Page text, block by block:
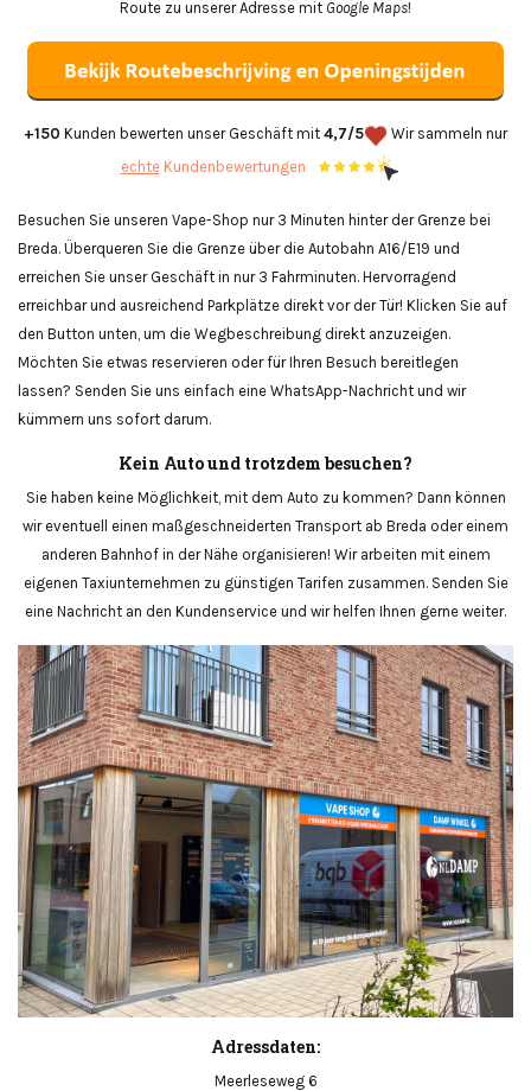
Route zu unserer Adresse mit Google Maps!
+150 Kunden bewerten unser Geschäft mit 4,7/5
Wir sammeln nur
echteKundenbewertungen
Besuchen Sie unseren Vape-Shop nur 3 Minuten hinter der Grenze bei
Breda. Überqueren Sie die Grenze über die Autobahn A16/E19 und
erreichen Sie unser Geschäft in nur 3 Fahrminuten. Hervorragend
erreichbar und ausreichend Parkplätze direkt vor der Tür! Klicken Sie auf
den Button unten, um die Wegbeschreibung direkt anzuzeigen.
Möchten Sie etwas reservieren oder für Ihren Besuch bereitlegen
lassen? Senden Sie uns einfach eine WhatsApp-Nachricht und wir
kümmern uns sofort darum.
Kein Auto und trotzdem besuchen?
Sie haben keine Möglichkeit, mit dem Auto zu kommen? Dann können
wir eventuell einen maßgeschneiderten Transport ab Breda oder einem
anderen Bahnhof in der Nähe organisieren! Wir arbeiten mit einem
eigenen Taxiunternehmen zu günstigen Tarifen zusammen. Senden Sie
eine Nachricht an den Kundenservice und wir helfen Ihnen gerne weiter.
Adressdaten:
Meerleseweg 6